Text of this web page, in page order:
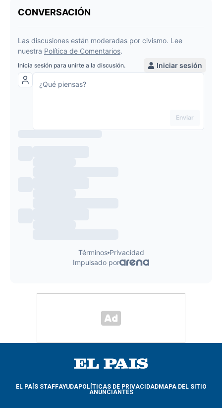
EL PAÍS STAFFAYUDAPOLÍTICAS DE PRIVACIDADMAPA DEL SITIO
ANUNCIANTES